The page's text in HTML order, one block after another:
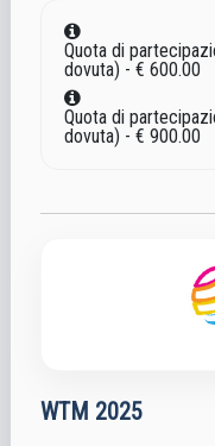
Quota di
dovuta) - € 600.00
Quota di
dovuta) - € 900.00
WTM 2025